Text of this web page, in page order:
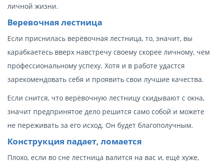
личной жизни.
Веревочная лестница
Если приснилась верёвочная лестница, то, значит, вы
карабкаетесь вверх навстречу своему скорее личному, чем
профессиональному успеху. Хотя и в работе удастся
зарекомендовать себя и проявить свои лучшие качества.
Если снится, что верёвочную лестницу скидывают с окна,
значит предпринятое дело решится само собой и можете
не переживать за его исход. Он будет благополучным.
Конструкция падает, ломается
Плохо, если во сне лестница валится на вас и, ещё хуже,